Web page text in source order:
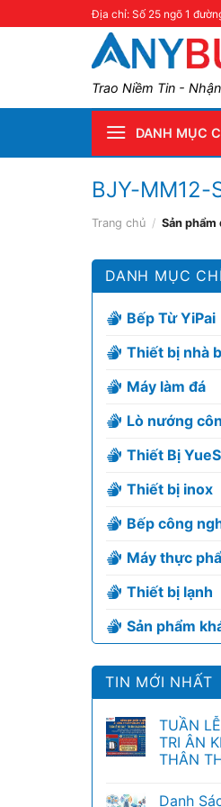
Địa chỉ: Số 25 ngõ 1
Trao Niềm Tin -
DANH MỤC
BJY-MM12-
Trang chủ / Sản phẩm
DANH MỤC
Bếp Từ YiPai
Thiết bị nhà
Máy làm đá
Lò nướng
Thiết Bị
Thiết bị inox
Bếp công
Máy thực
Thiết bị lạnh
Sản phẩm
TIN MỚI NHẤT
TUẦN
TRI ÂN
THÂN
Danh